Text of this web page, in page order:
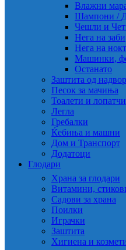
Влажни
Шампони /
Чешли и
Нега на заби
Нега на
Машинки,
Останато
Заштита од
Песок за мачиња
Тоалети и
Легла
Гребалки
Ќебиња и машни
Дом и Транспорт
Додатоци
Глодари
Храна за глодари
Витамини,
Садови за храна
Поилки
Играчки
Заштита
Хигиена и